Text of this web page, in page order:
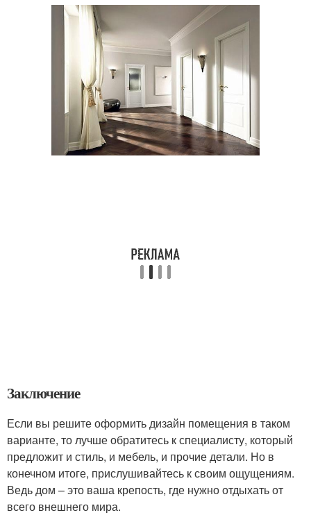
Заключение
Если вы решите оформить дизайн помещения в таком
варианте, то лучше обратитесь к специалисту, который
предложит и стиль, и мебель, и прочие детали. Но в
конечном итоге, прислушивайтесь к своим ощущениям.
Ведь дом – это ваша крепость, где нужно отдыхать от
всего внешнего мира.